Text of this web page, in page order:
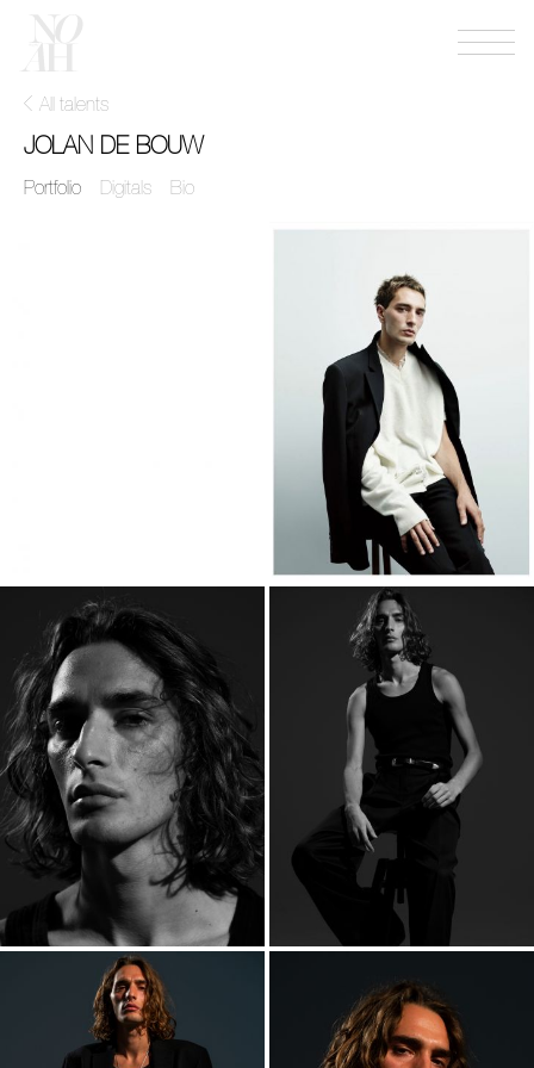
mgmt
All talents
JOLAN DE BOUW
Portfolio Digitals Bio